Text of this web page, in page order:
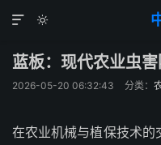


蓝板：现代农业虫
2026-05-20 06:32:43 分类：
在农业机械与植保技术的